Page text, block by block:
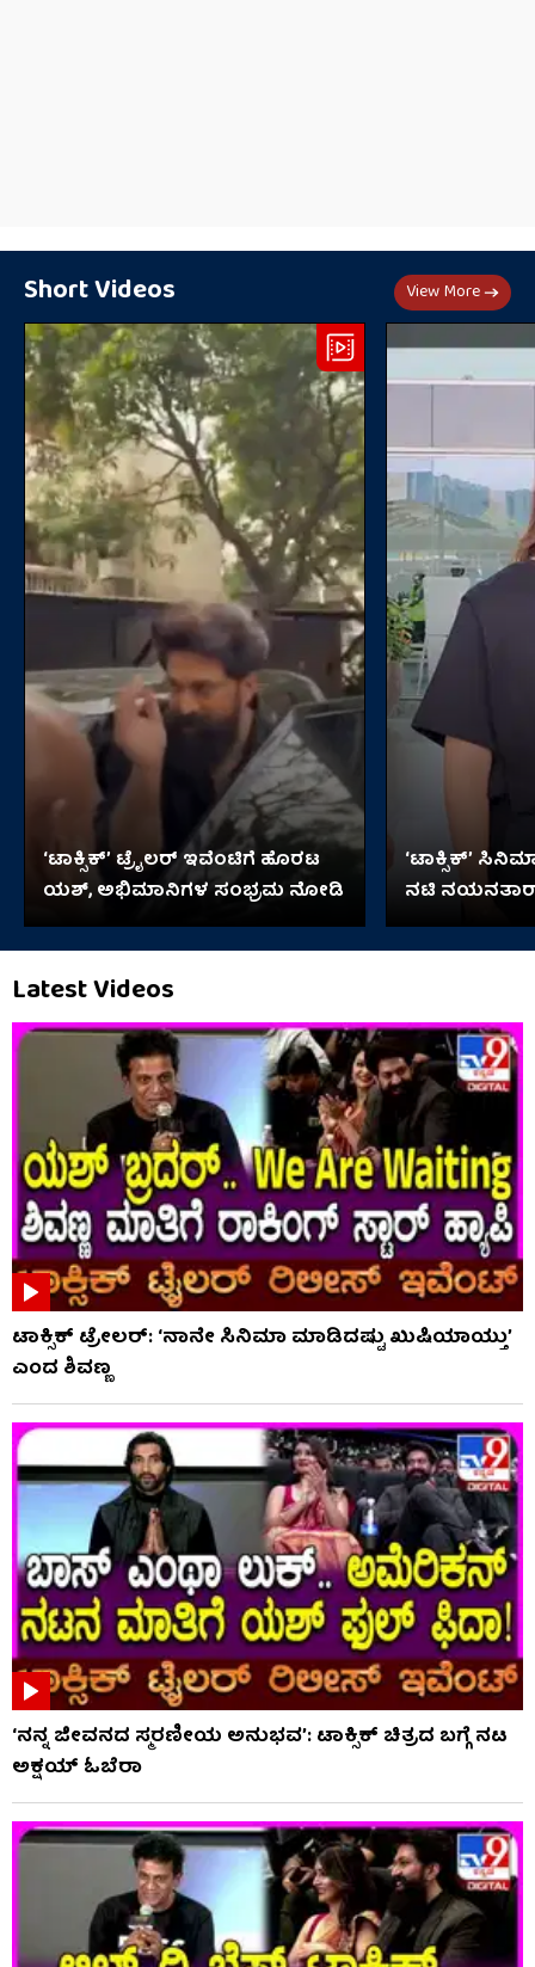
Short Videos View More
‘ಟಾಕ್ಸಿಕ್’ ಟ್ರೈಲರ್ ಇವೆಂಟಿಗೆ ಹೊರಟ
ಯಶ್, ಅಭಿಮಾನಿಗಳ ಸಂಭ್ರಮ ನೋಡಿ
‘ಟಾಕ್ಸಿಕ್’
ನಟಿ
Latest Videos
ಟಾಕ್ಸಿಕ್ ಟ್ರೇಲರ್​: ‘ನಾನೇ ಸಿನಿಮಾ ಮಾಡಿದಷ್ಟು ಖುಷಿಯಾಯ್ತು’
ಎಂದ ಶಿವಣ್ಣ
‘ನನ್ನ ಜೀವನದ ಸ್ಮರಣೀಯ ಅನುಭವ’: ಟಾಕ್ಸಿಕ್ ಚಿತ್ರದ ಬಗ್ಗೆ ನಟ
ಅಕ್ಷಯ್ ಓಬೆರಾ